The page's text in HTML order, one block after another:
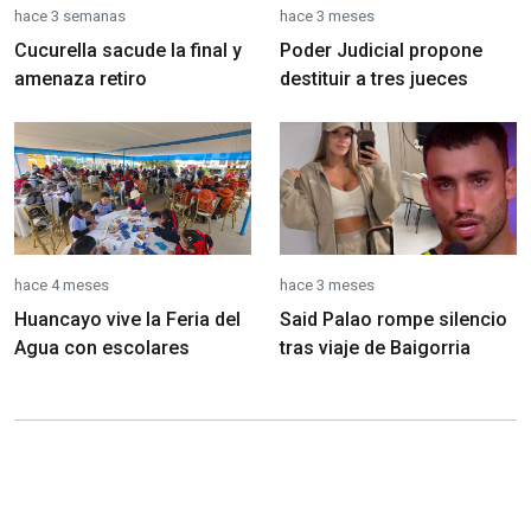
hace 3 semanas
Cucurella sacude la final y
amenaza retiro
hace 3 meses
Poder Judicial propone
destituir a tres jueces
hace 4 meses
Huancayo vive la Feria del
Agua con escolares
hace 3 meses
Said Palao rompe silencio
tras viaje de Baigorria